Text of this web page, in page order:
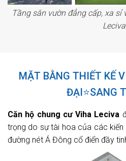
Tầng sân vườn đẳng cấp, xa
Leciva
MẶT BẰNG THIẾT KẾ
ĐẠI⭐SANG
Căn hộ chung cư Viha Leciva
trọng do sự tài hoa của các kiến
đường nét Á Đông cổ điển đầy